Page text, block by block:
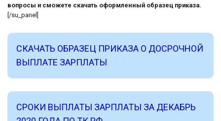
вопросы и сможете скачать оформленный образец приказа.
[/su_panel]
СКАЧАТЬ ОБРАЗЕЦ ПРИКАЗА О ДОСРОЧНОЙ
ВЫПЛАТЕ ЗАРПЛАТЫ
СРОКИ ВЫПЛАТЫ ЗАРПЛАТЫ ЗА ДЕКАБРЬ